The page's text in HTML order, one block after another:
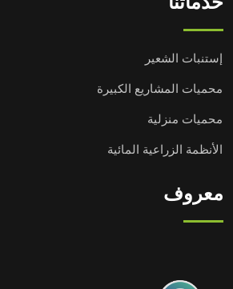
إستنبات الشعير
محميات المشاريع الكبيرة
محميات منزلية
الأنظمة الزراعية المائية
معروف